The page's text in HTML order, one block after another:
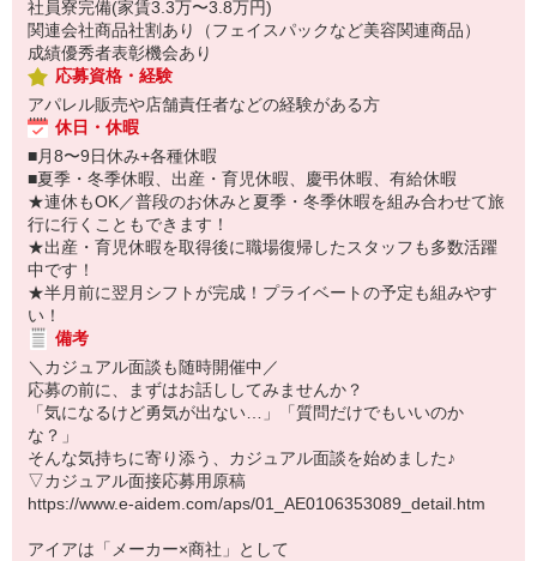
社員寮完備(家賃3.3万〜3.8万円)
関連会社商品社割あり（フェイスパックなど美容関連商品）
成績優秀者表彰機会あり
応募資格・経験
アパレル販売や店舗責任者などの経験がある方
休日・休暇
■月8〜9日休み+各種休暇
■夏季・冬季休暇、出産・育児休暇、慶弔休暇、有給休暇
★連休もOK／普段のお休みと夏季・冬季休暇を組み合わせて旅
行に行くこともできます！
★出産・育児休暇を取得後に職場復帰したスタッフも多数活躍
中です！
★半月前に翌月シフトが完成！プライベートの予定も組みやす
い！
備考
＼カジュアル面談も随時開催中／
応募の前に、まずはお話ししてみませんか？
「気になるけど勇気が出ない…」「質問だけでもいいのか
な？」
そんな気持ちに寄り添う、カジュアル面談を始めました♪
▽カジュアル面接応募用原稿
https://www.e-aidem.com/aps/01_AE0106353089_detail.htm
アイアは「メーカー×商社」として